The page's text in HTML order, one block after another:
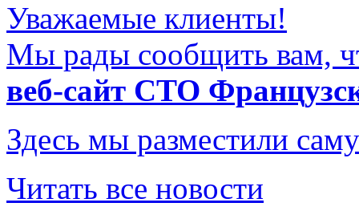
Уважаемые клиенты!
Мы рады сообщить вам,
веб-сайт СТО
Здесь мы разместили
Читать все новости